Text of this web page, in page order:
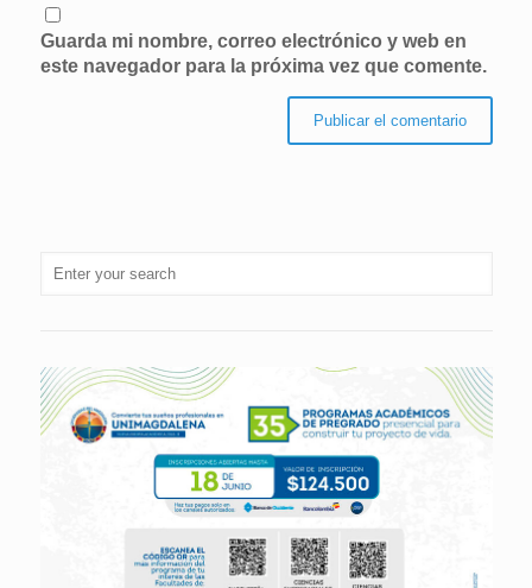
Guarda mi nombre, correo electrónico y web en
este navegador para la próxima vez que comente.